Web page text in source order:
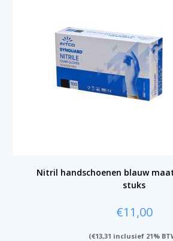
Nitril handschoenen blauw
stuks
€11,00
(€13,31 inclusief 21%